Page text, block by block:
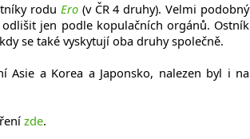
rodu Ero(v ČR 4 druhy). Velmi podobný
jen podle kopulačních orgánů. Ostník
se také vyskytují oba druhy společně.
Asie a Korea a Japonsko, nalezen byl i na
zde.